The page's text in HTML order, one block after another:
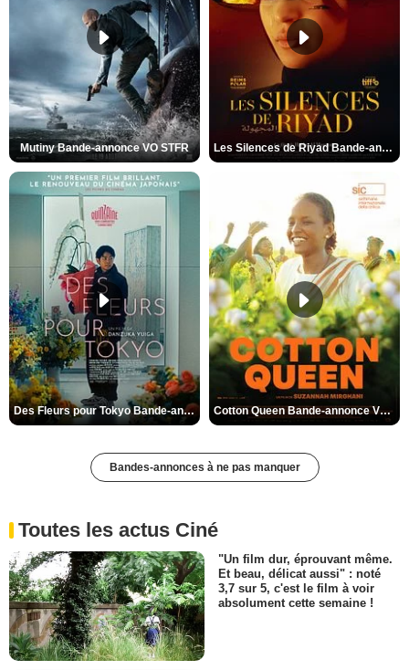
Mutiny Bande-annonce VO STFR Les Silences de Riyad Bande-annonce VO STFR
Des Fleurs pour Tokyo Bande-annonce VO STFR Cotton Queen Bande-annonce VO STFR
Bandes-annonces à ne pas manquer
Toutes les actus Ciné
"Un film dur, éprouvant même.
Et beau, délicat aussi" : noté
3,7 sur 5, c'est le film à voir
absolument cette semaine !